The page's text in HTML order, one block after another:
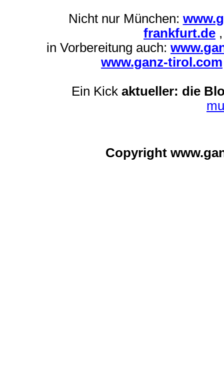
Nicht nur München:
frankfurt.de
in Vorbereitung auch:
www.ganz-tirol.com
Ein Kick aktueller: die
Copyright